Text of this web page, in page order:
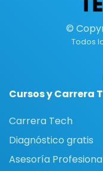
©
Todos
Cursos y Carrera
Carrera Tech
Diagnóstico gratis
Asesoría Profesional